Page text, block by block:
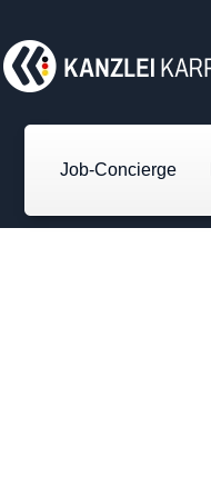
Job-Concierge